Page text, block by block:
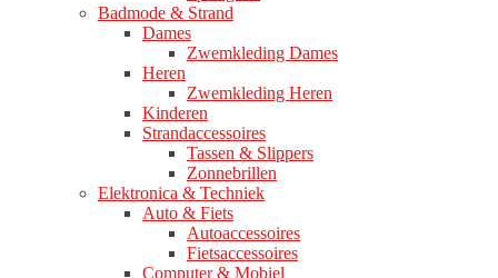
Badmode & Strand
Dames
Zwemkleding Dames
Heren
Zwemkleding Heren
Kinderen
Strandaccessoires
Tassen & Slippers
Zonnebrillen
Elektronica & Techniek
Auto & Fiets
Autoaccessoires
Fietsaccessoires
Computer & Mobiel